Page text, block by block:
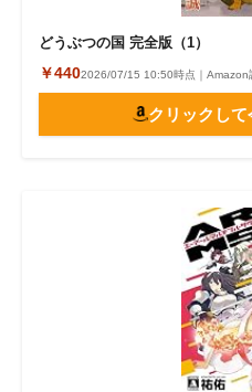
どうぶつの国 完全版（1）
￥4402026/07/15 10:50時点｜Amazon
クリックして